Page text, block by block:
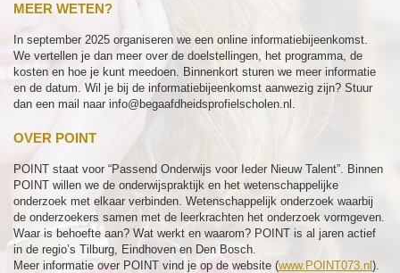
MEER WETEN?
In september 2025 organiseren we een online informatiebijeenkomst.
We vertellen je dan meer over de doelstellingen, het programma, de
kosten en hoe je kunt meedoen. Binnenkort sturen we meer informatie
en de datum. Wil je bij de informatiebijeenkomst aanwezig zijn? Stuur
dan een mail naar info@begaafdheidsprofielscholen.nl.
OVER POINT
POINT staat voor “Passend Onderwijs voor Ieder Nieuw Talent”. Binnen
POINT willen we de onderwijspraktijk en het wetenschappelijke
onderzoek met elkaar verbinden. Wetenschappelijk onderzoek waarbij
de onderzoekers samen met de leerkrachten het onderzoek vormgeven.
Waar is behoefte aan? Wat werkt en waarom? POINT is al jaren actief
in de regio’s Tilburg, Eindhoven en Den Bosch.
Meer informatie over POINT vind je op de website (www.POINT073.nl ).